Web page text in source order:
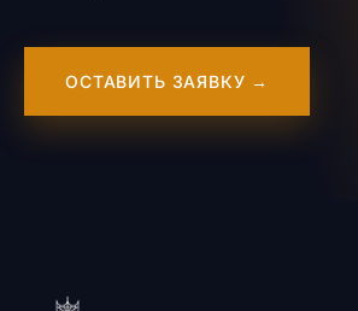
ОСТАВИТЬ ЗАЯВКУ →